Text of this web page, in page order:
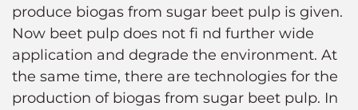
produce biogas from sugar beet pulp is given.
Now beet pulp does not fi nd further wide
application and degrade the environment. At
the same time, there are technologies for the
production of biogas from sugar beet pulp. In